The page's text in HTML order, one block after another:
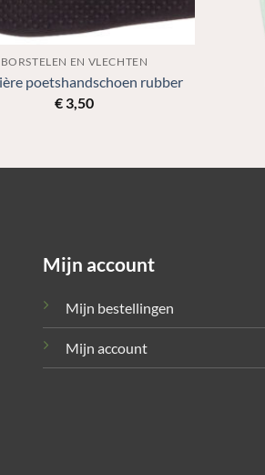
BORSTELEN EN VLECHTEN
poetshandschoen rubber
€ 3,50
Mijn account
Mijn bestellingen
Mijn account